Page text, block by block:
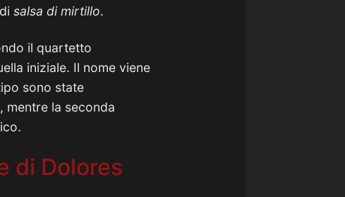
salsa di mirtillo.
il quartetto
iniziale. Il nome viene
sono state
mentre la seconda
di Dolores